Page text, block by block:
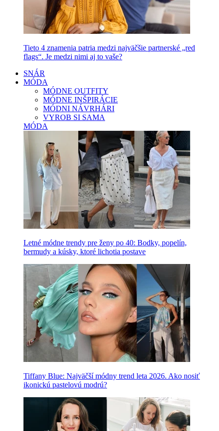
Tieto 4 znamenia patria medzi najväčšie partnerské „red
flags“. Je medzi nimi aj to vaše?
SNÁR
MÓDA
MÓDNE OUTFITY
MÓDNE INŠPIRÁCIE
MÓDNI NÁVRHÁRI
VYROB SI SAMA
MÓDA
Letné módne trendy pre ženy po 40: Bodky, popelín,
bermudy a kúsky, ktoré lichotia postave
Tiffany Blue: Najväčší módny trend leta 2026. Ako nosiť
ikonickú pastelovú modrú?